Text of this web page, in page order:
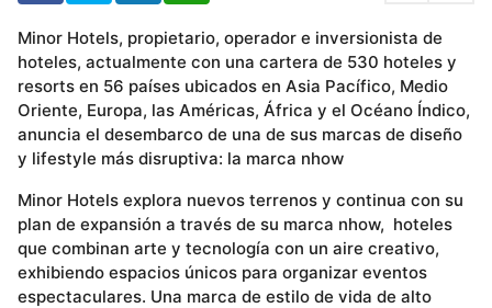
Minor Hotels, propietario, operador e inversionista de
hoteles, actualmente con una cartera de 530 hoteles y
resorts en 56 países ubicados en Asia Pacífico, Medio
Oriente, Europa, las Américas, África y el Océano Índico,
anuncia el desembarco de una de sus marcas de diseño
y lifestyle más disruptiva: la marca nhow
Minor Hotels explora nuevos terrenos y continua con su
plan de expansión a través de su marca nhow, hoteles
que combinan arte y tecnología con un aire creativo,
exhibiendo espacios únicos para organizar eventos
espectaculares. Una marca de estilo de vida de alto